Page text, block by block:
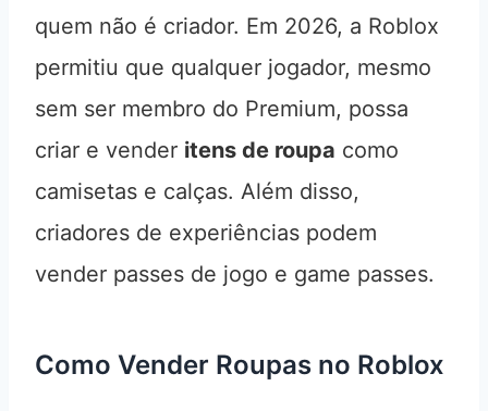
quem não é criador. Em 2026, a Roblox
permitiu que qualquer jogador, mesmo
sem ser membro do Premium, possa
criar e vender itens de roupa como
camisetas e calças. Além disso,
criadores de experiências podem
vender passes de jogo e game passes.
Como Vender Roupas no Roblox